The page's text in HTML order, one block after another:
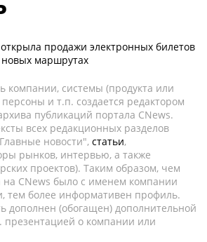
продажи электронных билетов
маршрутах
компании, системы (продукта или
персоны и т.п. создается редактором
публикаций портала CNews.
всех редакционных разделов
новости", статьи,
рынков, интервью, а также
проектов). Таким образом, чем
CNews было с именем компании
тем более информативен профиль.
дополнен (обогащен) дополнительной
о компании или